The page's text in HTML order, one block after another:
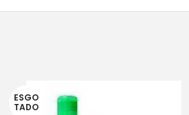
ESGO
TADO